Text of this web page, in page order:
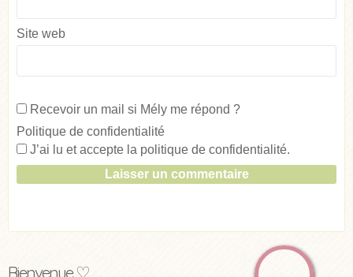
Site web
Recevoir un mail si Mély me répond ?
Politique de confidentialité
J’ai lu et accepte la politique de confidentialité.
Bienvenue ♡